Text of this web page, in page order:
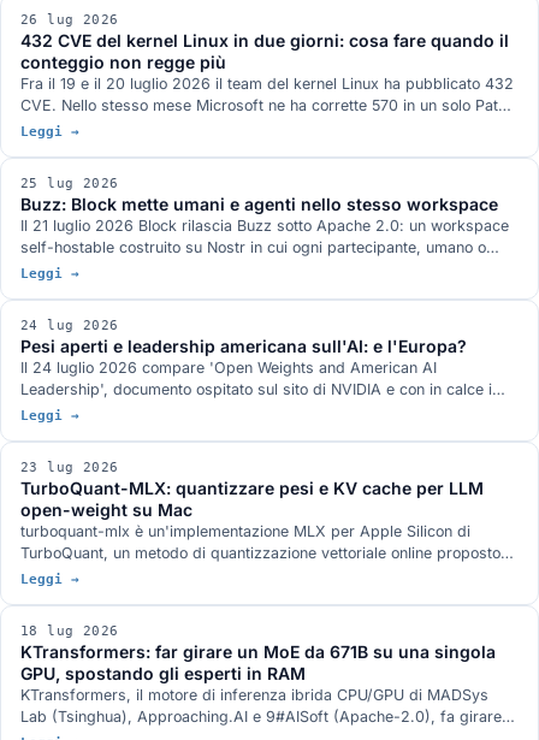
analoghe esistono già e chi manca all'appello.
26 lug 2026
432 CVE del kernel Linux in due giorni: cosa fare quando il
conteggio non regge più
Fra il 19 e il 20 luglio 2026 il team del kernel Linux ha pubblicato 432
CVE. Nello stesso mese Microsoft ne ha corrette 570 in un solo Patch
Tuesday e Oracle 1.235 in un Critical Patch Update. Il motore comune
Leggi →
25 lug 2026
Buzz: Block mette umani e agenti nello stesso workspace
Il 21 luglio 2026 Block rilascia Buzz sotto Apache 2.0: un workspace
self-hostable costruito su Nostr in cui ogni partecipante, umano o
agente, possiede la propria chiave. Come funziona, dove si colloca
Leggi →
24 lug 2026
Pesi aperti e leadership americana sull'AI: e l'Europa?
Il 24 luglio 2026 compare 'Open Weights and American AI
Leadership', documento ospitato sul sito di NVIDIA e con in calce i
loghi di una coalizione di circa venticinque tra aziende e
tesi: la leadership USA sull'AI dipende da un ecosistema aperto
fondato sui modelli a pesi aperti. Cosa sostiene, chi firma e perché la
stessa logica riguarda anche la sovranità europea.
Leggi →
23 lug 2026
TurboQuant-MLX: quantizzare pesi e KV cache per LLM
open-weight su Mac
turboquant-mlx è un'implementazione MLX per Apple Silicon di
TurboQuant, un metodo di quantizzazione vettoriale online proposto
da ricercatori Google (preprint arXiv, aprile 2025) per KV cache e
MoE, per far girare in locale su Mac modelli open-weight molto
grandi come GPT-OSS-120B. Come funziona il metodo, cosa
aggiunge il repo e perché i numeri dichiarati vanno letti con prudenza.
Leggi →
18 lug 2026
KTransformers: far girare un MoE da 671B su una singola
GPU, spostando gli esperti in RAM
KTransformers, il motore di inferenza ibrida CPU/GPU di MADSys
Lab (Tsinghua), Approaching.AI e 9#AISoft (Apache-2.0), fa girare